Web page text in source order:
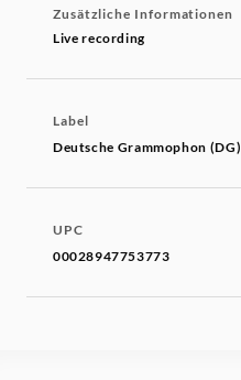
Zusätzliche Informationen
Live recording
Label
Deutsche Grammophon (DG)
UPC
00028947753773